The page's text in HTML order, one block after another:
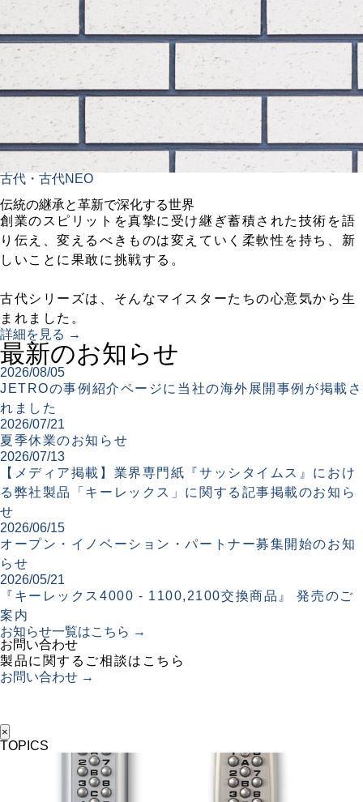
古代・古代NEO
伝統の継承と革新で深化する世界
創業のスピリットを真摯に受け継ぎ蓄積された技術を語
り伝え、変えるべきものは変えていく柔軟性を持ち、新
しいことに果敢に挑戦する。
古代シリーズは、そんなマイスターたちの心意気から生
まれました。
詳細を見る →
最新のお知らせ
2026/08/05
JETROの事例紹介ページに当社の海外展開事例が掲載さ
れました
2026/07/21
夏季休業のお知らせ
2026/07/13
【メディア掲載】業界専門紙『サッシタイムス』におけ
る弊社製品「キーレックス」に関する記事掲載のお知ら
せ
2026/06/15
オープン・イノベーション・パートナー募集開始のお知
らせ
2026/05/21
『キーレックス4000 - 1100,2100交換商品』 発売のご
案内
お知らせ一覧はこちら →
お問い合わせ
製品に関するご相談はこちら
お問い合わせ →
×
TOPICS